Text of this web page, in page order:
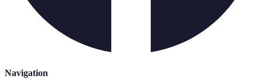
Navigation